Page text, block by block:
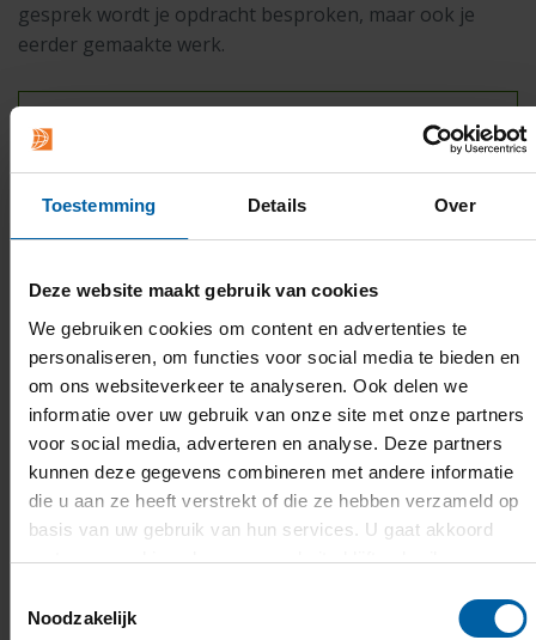
Toestemming Details Over
Deze website maakt gebruik van cookies
We gebruiken cookies om content en advertenties te
personaliseren, om functies voor social media te bieden en
om ons websiteverkeer te analyseren. Ook delen we
informatie over uw gebruik van onze site met onze partners
voor social media, adverteren en analyse. Deze partners
kunnen deze gegevens combineren met andere informatie
die u aan ze heeft verstrekt of die ze hebben verzameld op
basis van uw gebruik van hun services. U gaat akkoord
met onze cookies als u onze website blijft gebruiken.
Noodzakelijk
gesprek wordt je opdracht besproken, maar ook je
eerder gemaakte werk.
MEER OVER DE OPDRACHT EN DE
CRITERIA
beoordeeld aan de hand van de volgende criteria:
Motivatie (15%)
Communicatie (15%)